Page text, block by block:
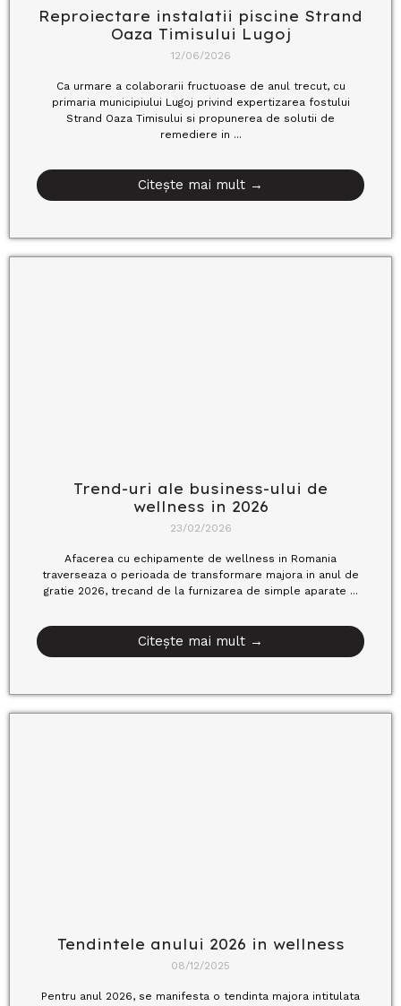
Reproiectare instalatii piscine Strand
Oaza Timisului Lugoj
12/06/2026
Ca urmare a colaborarii fructuoase de anul trecut, cu
primaria municipiului Lugoj privind expertizarea fostului
Strand Oaza Timisului si propunerea de solutii de
remediere in ...
Citește mai mult →
Trend-uri ale business-ului de
wellness in 2026
23/02/2026
Afacerea cu echipamente de wellness in Romania
traverseaza o perioada de transformare majora in anul de
gratie 2026, trecand de la furnizarea de simple aparate ...
Citește mai mult →
Tendintele anului 2026 in wellness
08/12/2025
Pentru anul 2026, se manifesta o tendinta majora intitulata